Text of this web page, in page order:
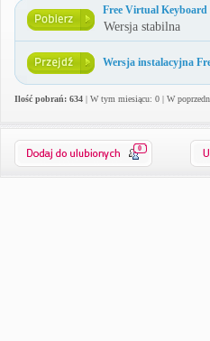
Free Virtual Keyboard
Wersja stabilna
Wersja instalacyjna
Ilość pobrań: 634 | W tym miesiącu: 0 | W
0